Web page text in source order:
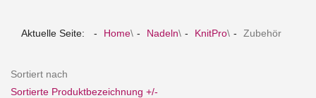
Aktuelle Seite: Home\ Nadeln\ KnitPro\ Zubehör
Sortiert nach
Sortierte Produktbezeichnung +/-